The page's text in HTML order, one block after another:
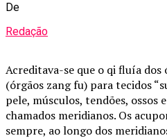
De
Redação
Acreditava-se que o qi fluía
(órgãos zang fu) para tecidos
pele, músculos, tendões, ossos
chamados meridianos. Os
sempre, ao longo dos